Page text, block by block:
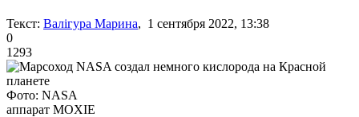
Текст: Валігура Марина, 1 сентября 2022, 13:38
0
1293
Фото: NASA
аппарат MOXIE